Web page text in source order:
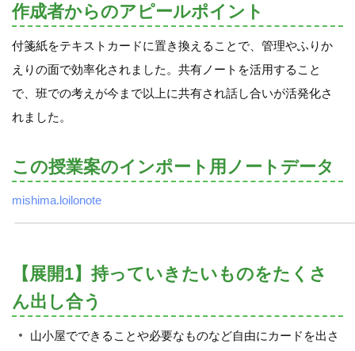
作成者からのアピールポイント
付箋紙をテキストカードに置き換えることで、管理やふりか
えりの面で効率化されました。共有ノートを活用すること
で、班での考えが今まで以上に共有され話し合いが活発化さ
れました。
この授業案のインポート用ノートデータ
mishima.loilonote
【展開1】持っていきたいものをたくさ
ん出し合う
山小屋でできることや必要なものなど自由にカードを出さ